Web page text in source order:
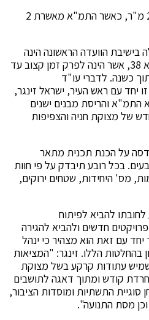
2. קווי הבניין לא יקטנו מ – 2.7 מ"ר, כאשר התמ"א מאשרת 2
בישיבת הוועדה הראשונה הינה
התוויית מדיניות לתכנית תמ"א 38, אשר הינה לפרק זמן קצוב עד
כשנה. לדברי עו"ד
יחד עם ראש העיר, ישראל זינגר,
והריסת מבנים ישנים
של מצוקת חניה והצפיפות
על הכנת תכנית מתאר
בכל רובע תיבדק על פי חוות
מס' היחידות, שטחים ירוקים,
להביא לפיתוח
חדשים ולהביא להגירה
עם זאת הוא מצהיר כי ינהל
בהחלטות הללו. זינגר: "המציאות
עתודות קרקע בשל מצוקת
קודש ומתוך דאגה לתושבים
התשתיות ומוסדות הציבור,
וכן מסת התנועה".